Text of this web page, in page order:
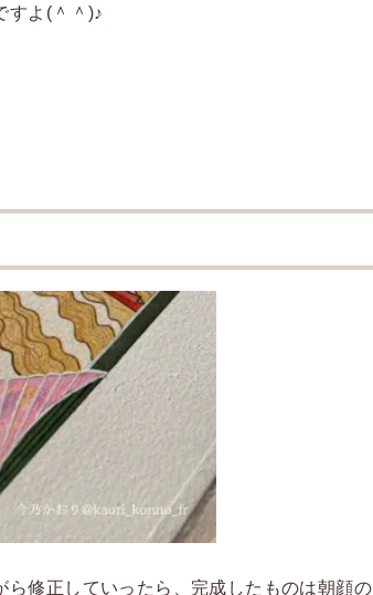
すよ(＾＾)♪
修正していったら、完成したものは朝顔の